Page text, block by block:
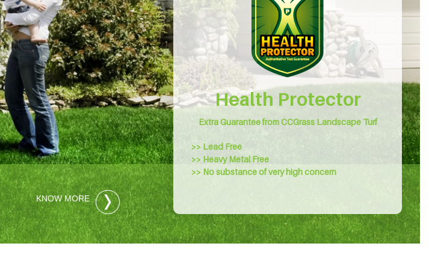
KNOW MORE
Health Protector
Extra Guarantee from CCGrass Landscape Turf
>> Lead Free
>> Heavy Metal Free
>> No substance of very high concern